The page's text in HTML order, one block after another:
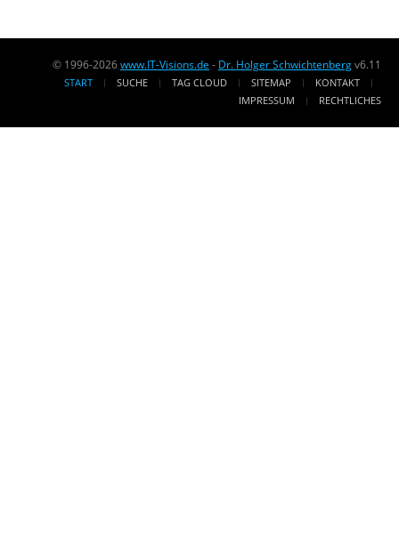
© 1996-2026www.IT-Visions.de - Dr. Holger Schwichtenbergv6.11
START SUCHE TAG CLOUD SITEMAP
KONTAKT
IMPRESSUM
RECHTLICHES